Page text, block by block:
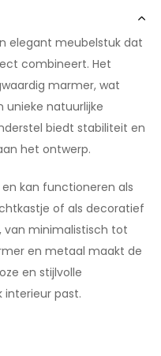
elegant meubelstuk dat
combineert. Het
marmer, wat
unieke natuurlijke
biedt stabiliteit en
het ontwerp.
kan functioneren als
of als decoratief
van minimalistisch tot
en metaal maakt de
en stijlvolle
interieur past.